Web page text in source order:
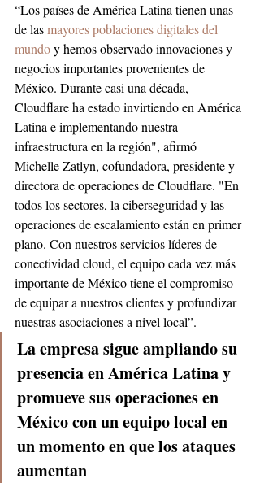
“Los países de América Latina tienen unas
de las mayores poblaciones digitales del
mundo y hemos observado innovaciones y
negocios importantes provenientes de
México. Durante casi una década,
Cloudflare ha estado invirtiendo en América
Latina e implementando nuestra
infraestructura en la región", afirmó
Michelle Zatlyn, cofundadora, presidente y
directora de operaciones de Cloudflare. "En
todos los sectores, la ciberseguridad y las
operaciones de escalamiento están en primer
plano. Con nuestros servicios líderes de
conectividad cloud, el equipo cada vez más
importante de México tiene el compromiso
de equipar a nuestros clientes y profundizar
nuestras asociaciones a nivel local”.
La empresa sigue ampliando su
presencia en América Latina y
promueve sus operaciones en
México con un equipo local en
un momento en que los ataques
aumentan